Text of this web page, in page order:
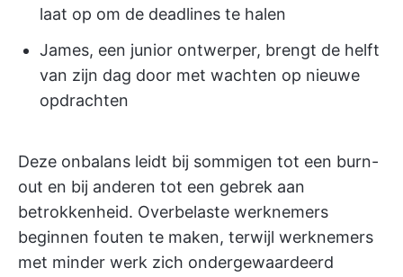
laat op om de deadlines te halen
James, een junior ontwerper, brengt de helft
van zijn dag door met wachten op nieuwe
opdrachten
Deze onbalans leidt bij sommigen tot een burn-
out en bij anderen tot een gebrek aan
betrokkenheid. Overbelaste werknemers
beginnen fouten te maken, terwijl werknemers
met minder werk zich ondergewaardeerd